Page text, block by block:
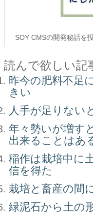
SOY CMSの開発秘話を
読んで欲しい記
昨今の肥料不足
きい
人手が足りない
年々勢いが増す
出来ることはあ
稲作は栽培中に
信を得た
栽培と畜産の間
緑泥石から土の